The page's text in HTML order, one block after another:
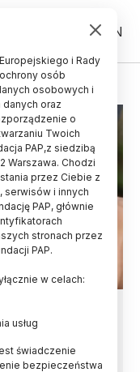
PL EN
i Rady
osób
osobowych i
oraz
o
Twoich
PAP,z siedzibą
Warszawa. Chodzi
przez Ciebie z
serwisów i innych
PAP, głównie
stronach przez
PAP.
w celach:
usług
świadczenie
bezpieczeństwa